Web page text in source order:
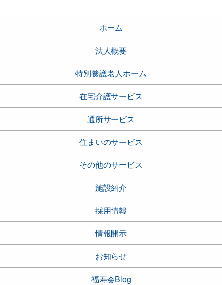
ホーム
法人概要
特別養護老人ホーム
在宅介護サービス
通所サービス
住まいのサービス
その他のサービス
施設紹介
採用情報
情報開示
お知らせ
福寿会Blog